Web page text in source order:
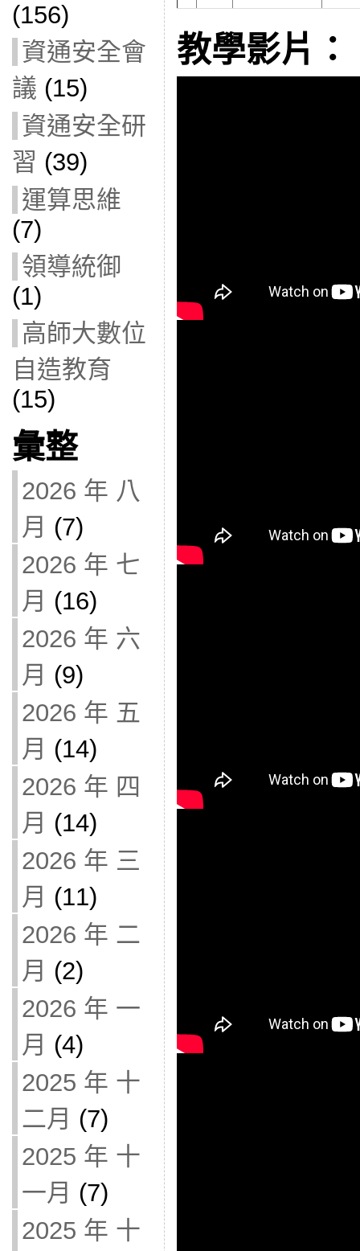
(156)
資通安全會
議 (15)
資通安全研
習 (39)
運算思維
(7)
領導統御
(1)
高師大數位
自造教育
(15)
彙整
2026 年 八
月 (7)
2026 年 七
月 (16)
2026 年 六
月 (9)
2026 年 五
月 (14)
2026 年 四
月 (14)
2026 年 三
月 (11)
2026 年 二
月 (2)
2026 年 一
月 (4)
2025 年 十
二月 (7)
2025 年 十
一月 (7)
2025 年 十
教學影片：